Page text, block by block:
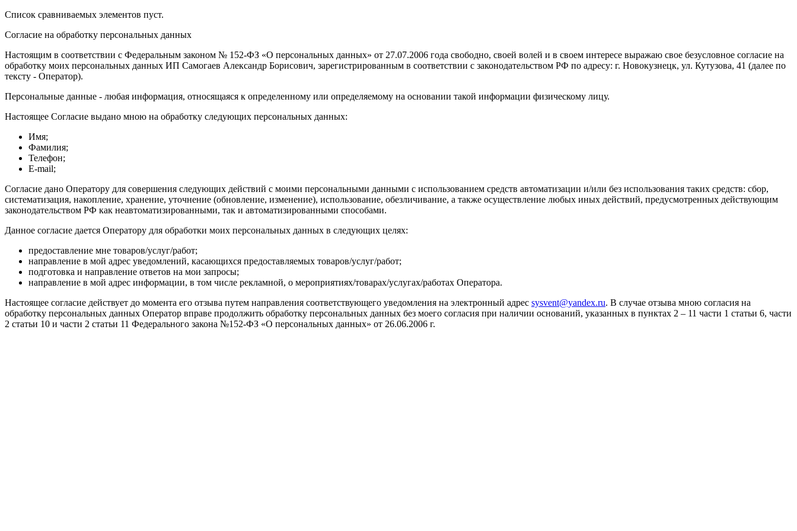
Список сравниваемых элементов пуст.
Согласие на обработку персональных данных
Настоящим в соответствии с Федеральным законом № 152-ФЗ «О персональных данных» от 27.07.2006 года свободно, своей волей и в своем интересе выражаю свое безусловное согласие на
обработку моих персональных данных ИП Самогаев Александр Борисович, зарегистрированным в соответствии с законодательством РФ по адресу: г. Новокузнецк, ул. Кутузова, 41 (далее по
тексту - Оператор).
Персональные данные - любая информация, относящаяся к определенному или определяемому на основании такой информации физическому лицу.
Настоящее Согласие выдано мною на обработку следующих персональных данных:
Имя;
Фамилия;
Телефон;
E-mail;
Согласие дано Оператору для совершения следующих действий с моими персональными данными с использованием средств автоматизации и/или без использования таких средств: сбор,
систематизация, накопление, хранение, уточнение (обновление, изменение), использование, обезличивание, а также осуществление любых иных действий, предусмотренных действующим
законодательством РФ как неавтоматизированными, так и автоматизированными способами.
Данное согласие дается Оператору для обработки моих персональных данных в следующих целях:
предоставление мне товаров/услуг/работ;
направление в мой адрес уведомлений, касающихся предоставляемых товаров/услуг/работ;
подготовка и направление ответов на мои запросы;
направление в мой адрес информации, в том числе рекламной, о мероприятиях/товарах/услугах/работах Оператора.
Настоящее согласие действует до момента его отзыва путем направления соответствующего уведомления на электронный адрес sysvent@yandex.ru. В случае отзыва мною согласия на
обработку персональных данных Оператор вправе продолжить обработку персональных данных без моего согласия при наличии оснований, указанных в пунктах 2 – 11 части 1 статьи 6, части
2 статьи 10 и части 2 статьи 11 Федерального закона №152-ФЗ «О персональных данных» от 26.06.2006 г.